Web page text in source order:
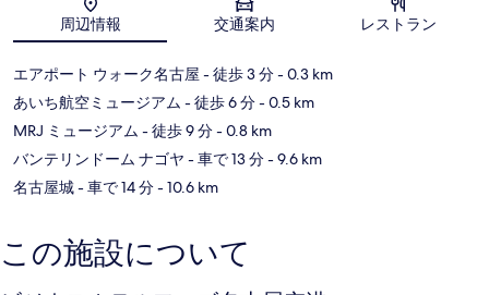
地図
周辺情報 交通案内 レストラン
エアポート ウォーク名古屋 - 徒歩 3 分- 0.3 km
あいち航空ミュージアム - 徒歩 6 分- 0.5 km
MRJ ミュージアム - 徒歩 9 分- 0.8 km
バンテリンドーム ナゴヤ - 車で 13 分- 9.6 km
名古屋城- 車で 14 分- 10.6 km
この施設について